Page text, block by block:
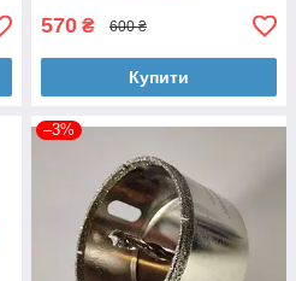
570 ₴ 600 ₴
Купити
–3%